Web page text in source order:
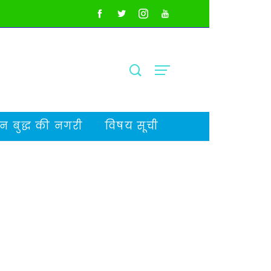
बुद्ध की नगरी विषय सूची